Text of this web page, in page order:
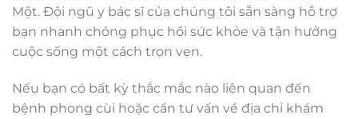
Một. Đội ngũ y bác sĩ của chúng tôi sẵn sàng hỗ trợ
bạn nhanh chóng phục hồi sức khỏe và tận hưởng
cuộc sống một cách trọn vẹn.
Nếu bạn có bất kỳ thắc mắc nào liên quan đến
bệnh phong cùi hoặc cần tư vấn về địa chỉ khám